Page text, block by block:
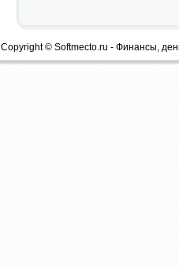
Copyright © Softmecto.ru - Финансы,